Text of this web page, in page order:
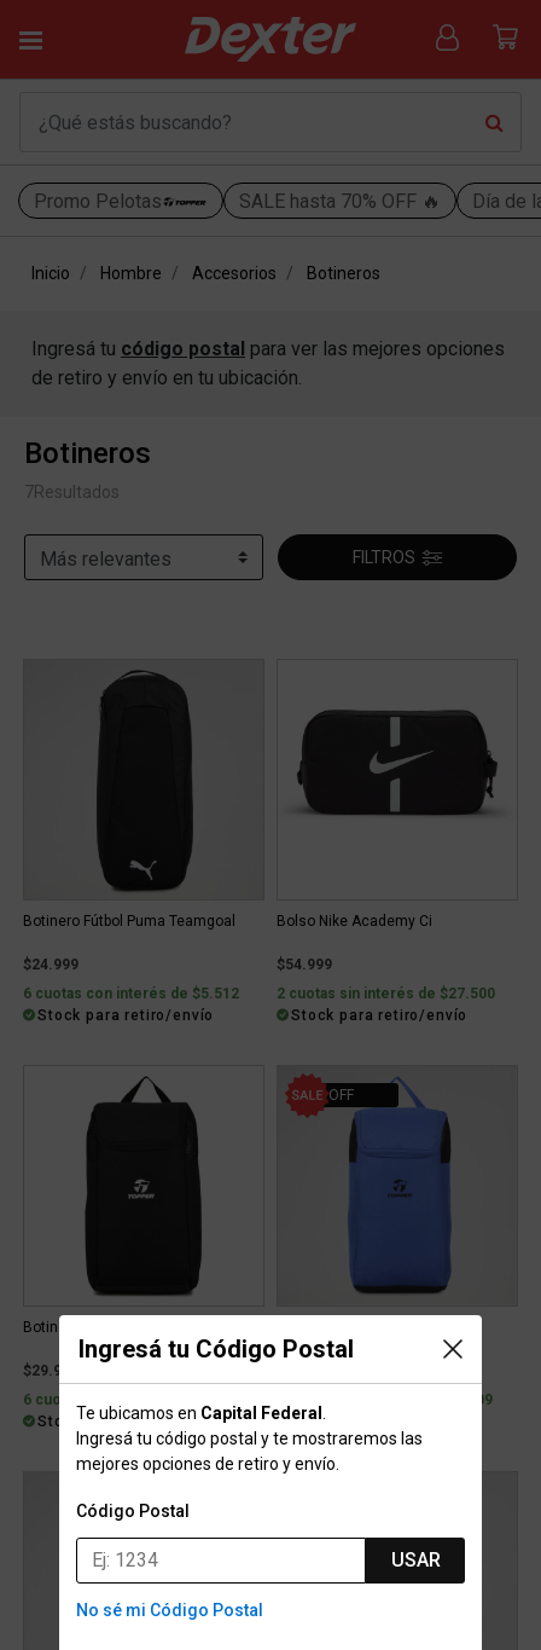
Promo Pelotas SALE hasta 70% OFF 🔥 Día de
Ingresá tu Código Postal
Te ubicamos en Capital Federal
Ingresá tu código postal y te mostraremos las
mejores opciones de retiro y envío.
Código Postal
USAR
No sé mi Código Postal
Inicio Hombre Accesorios Botineros
Ingresá tu código postal para ver las mejores opciones
de retiro y envío en tu ubicación.
Botineros
7Resultados
FILTROS
Botinero Fútbol Puma Teamgoal
$24.999
6 cuotas con interés de $5.512
Stock para retiro/envío
Bolso Nike Academy Ci
$54.999
2 cuotas sin interés de $27.500
Stock para retiro/envío
Botinero Topper Striker
$29.999
6 cuotas con interés de $6.614
Stock para retiro/envío
25% OFF
6 cuotas con interés de $4.409
Stock para retiro/envío